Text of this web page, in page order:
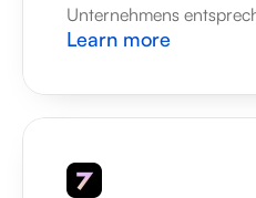
Unternehmens
Learn more